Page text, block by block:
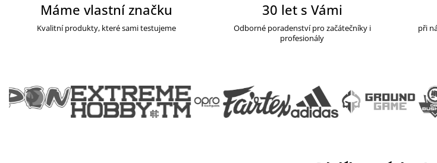
Máme vlastní značku
Kvalitní produkty, které sami testujeme
30 let s Vámi
Odborné poradenství pro začátečníky i
profesionály
při